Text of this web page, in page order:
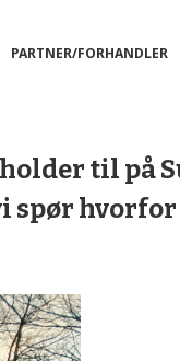
PARTNER/FORHANDLER
til på
hvorfor